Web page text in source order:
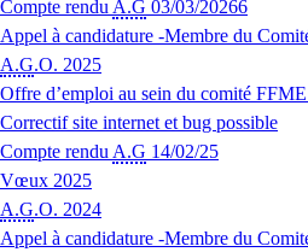
Compte rendu A.G 03/03/20266
Appel à candidature -Membre du
A.G.O. 2025
Offre d’emploi au sein du comité
Correctif site internet et bug possible
Compte rendu A.G 14/02/25
Vœux 2025
A.G.O. 2024
Appel à candidature -Membre du